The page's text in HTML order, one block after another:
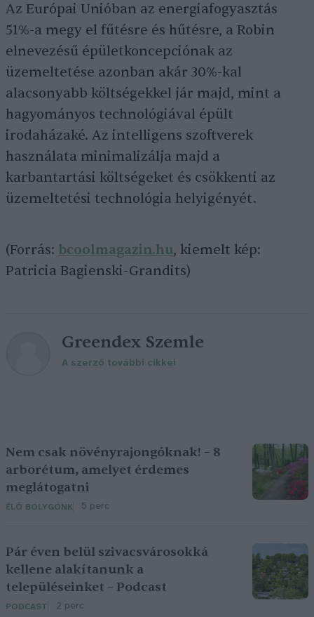
Az Európai Unióban az energiafogyasztás
51%-a megy el fűtésre és hűtésre, a Robin
elnevezésű épületkoncepciónak az
üzemeltetése azonban akár 30%-kal
alacsonyabb költségekkel jár majd, mint a
hagyományos technológiával épült
irodaházaké. Az intelligens szoftverek
használata minimalizálja majd a
karbantartási költségeket és csökkenti az
üzemeltetési technológia helyigényét.
(Forrás: bcoolmagazin.hu, kiemelt kép:
Patricia Bagienski-Grandits)
Greendex Szemle
A szerző további cikkei
Nem csak növényrajongóknak! – 8
arborétum, amelyet érdemes
meglátogatni
ÉLŐ BOLYGÓNK 5 perc
Pár éven belül szivacsvárosokká
kellene alakítanunk a
településeinket – Podcast
PODCAST 2 perc